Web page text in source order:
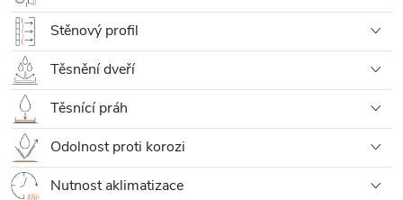
Stěnový profil
Těsnění dveří
Těsnící práh
Odolnost proti korozi
Nutnost aklimatizace